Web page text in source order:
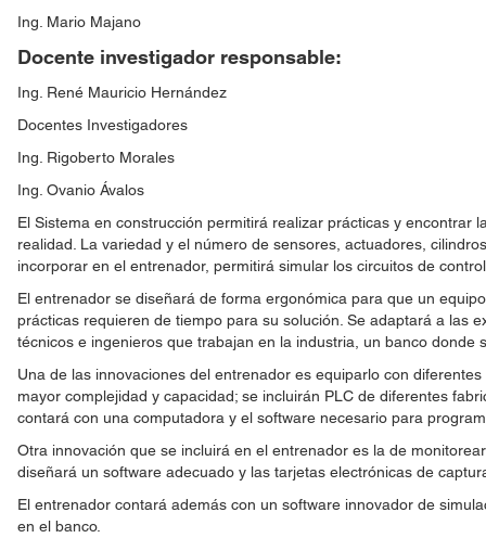
Ing. Mario Majano
Docente investigador responsable:
Ing. René Mauricio Hernández
Docentes Investigadores
Ing. Rigoberto Morales
Ing. Ovanio Ávalos
El Sistema en construcción permitirá realizar prácticas y
realidad. La variedad y el número de sensores, actuadores,
incorporar en el entrenador, permitirá simular los circuitos de
El entrenador se diseñará de forma ergonómica para que un
prácticas requieren de tiempo para su solución. Se adaptará a las
técnicos e ingenieros que trabajan en la industria, un banco
Una de las innovaciones del entrenador es equiparlo con
mayor complejidad y capacidad; se incluirán PLC de diferentes
contará con una computadora y el software necesario para
Otra innovación que se incluirá en el entrenador es la de
diseñará un software adecuado y las tarjetas electrónicas de
El entrenador contará además con un software innovador de
en el banco.